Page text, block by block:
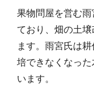
果物問屋を営む
ており、畑の土
ます。雨宮氏は
培できなくなっ
います。